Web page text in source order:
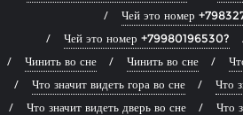
Чей это номер
Чей это номер +79980196530?
Чинить во сне
Чинить во сне
Что значит видеть гора во сне
Что
Что значит видеть дверь во сне
Что